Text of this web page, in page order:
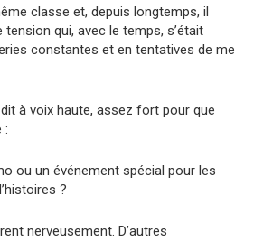
classe et, depuis longtemps, il
qui, avec le temps, s’était
constantes et en tentatives de me
à voix haute, assez fort pour que
:
ou un événement spécial pour les
?
nerveusement. D’autres